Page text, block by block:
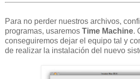
Para no perder nuestros archivos,
programas, usaremos Time Machine.
conseguiremos dejar el equipo tal y
de realizar la instalación del nuevo